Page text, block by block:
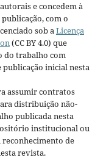
e concedem à
com o
sob aLicença
(CC BY 4.0) que
do trabalho com
inicial nesta
assumir contratos
distribuição não-
publicada nesta
institucional ou
de
revista.